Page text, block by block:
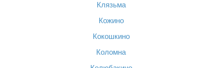
Клязьма
Кожино
Кокошкино
Коломна